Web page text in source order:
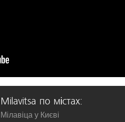
Milavitsa по містах:
Мілавіца у Києві